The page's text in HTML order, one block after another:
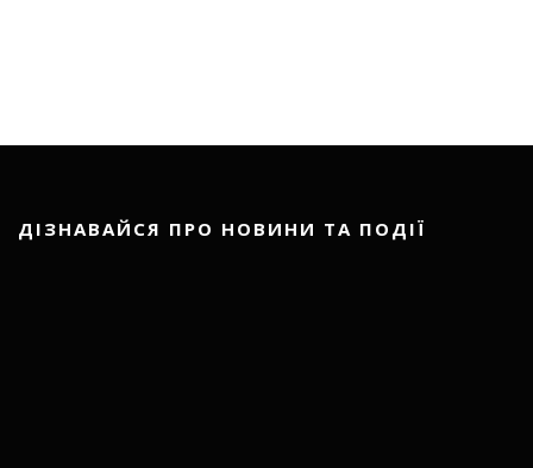
ДІЗНАВАЙСЯ ПРО НОВИНИ ТА ПОДІЇ